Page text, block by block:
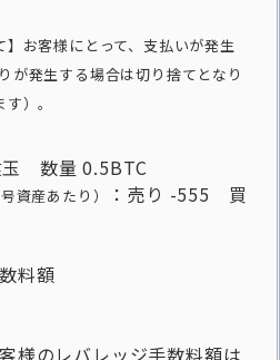
】お客様にとって、支払いが発生
が発生する場合は切り捨てとなり
す）。
数量 0.5BTC
号資産あたり）
：売り -555 買
料額